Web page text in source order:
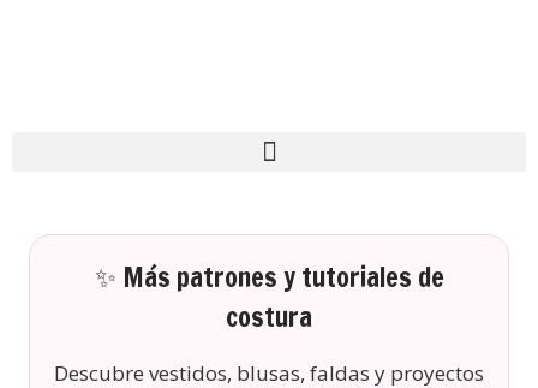
✨ Más patrones y tutoriales de
costura
Descubre vestidos, blusas, faldas y proyectos